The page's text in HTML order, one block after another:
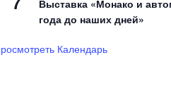
Выставка «Монако и
года до наших дней»
Календарь